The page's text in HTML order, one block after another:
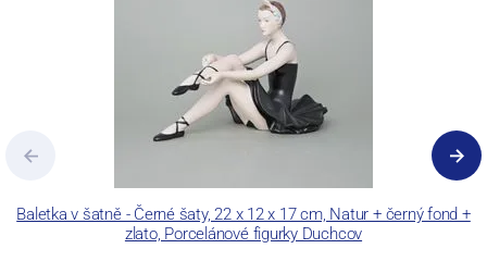
Baletka v šatně - Černé šaty, 22 x 12 x 17 cm, Natur + černý fond +
zlato, Porcelánové figurky Duchcov